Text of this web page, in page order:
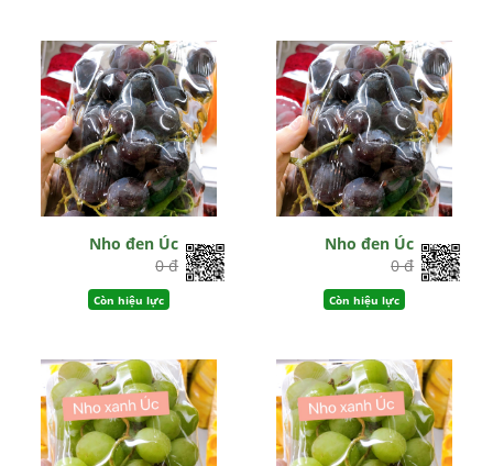
Nho đen Úc
0 đ
Còn hiệu lực
Nho đen Úc
0 đ
Còn hiệu lực